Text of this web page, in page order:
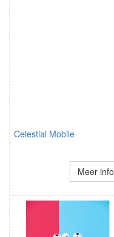
Celestial Mobile
Meer info